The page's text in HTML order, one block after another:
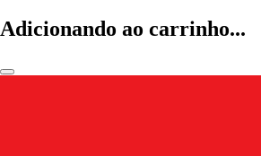
Adicionando ao carrinho...